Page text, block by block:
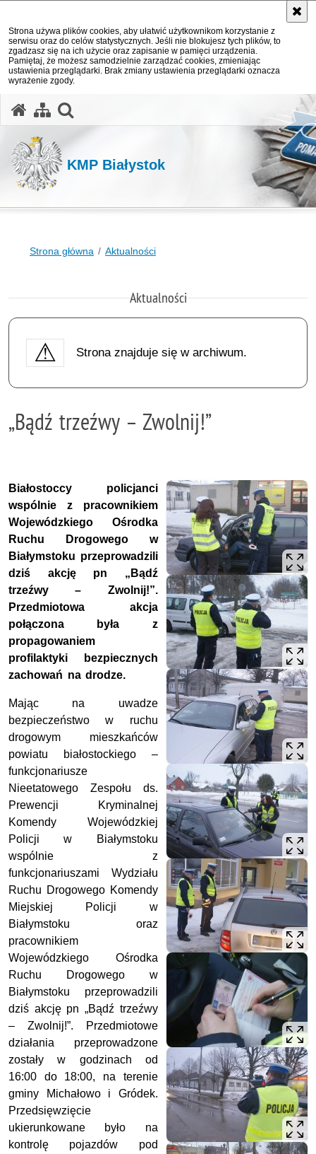
Strona używa plików cookies, aby ułatwić użytkownikom korzystanie z
serwisu oraz do celów statystycznych. Jeśli nie blokujesz tych plików, to
zgadzasz się na ich użycie oraz zapisanie w pamięci urządzenia.
Pamiętaj, że możesz samodzielnie zarządzać cookies, zmieniając
ustawienia przeglądarki. Brak zmiany ustawienia przeglądarki oznacza
wyrażenie zgody.
KMP Białystok
Strona główna Aktualności
Aktualności
Strona znajduje się w archiwum.
„Bądź trzeźwy – Zwolnij!”
Białostoccy policjanci
wspólnie z pracownikiem
Wojewódzkiego Ośrodka
Ruchu Drogowego w
Białymstoku przeprowadzili
dziś akcję pn „Bądź
trzeźwy – Zwolnij!”.
Przedmiotowa akcja
połączona była z
propagowaniem
profilaktyki bezpiecznych
zachowań na drodze.
Mając na uwadze
bezpieczeństwo w ruchu
drogowym mieszkańców
powiatu białostockiego –
funkcjonariusze
Nieetatowego Zespołu ds.
Prewencji Kryminalnej
Komendy Wojewódzkiej
Policji w Białymstoku
wspólnie z
funkcjonariuszami Wydziału
Ruchu Drogowego Komendy
Miejskiej Policji w
Białymstoku oraz
pracownikiem
Wojewódzkiego Ośrodka
Ruchu Drogowego w
Białymstoku przeprowadzili
dziś akcję pn „Bądź trzeźwy
– Zwolnij!”. Przedmiotowe
działania przeprowadzone
zostały w godzinach od
16:00 do 18:00, na terenie
gminy Michałowo i Gródek.
Przedsięwzięcie
ukierunkowane było na
kontrolę pojazdów pod